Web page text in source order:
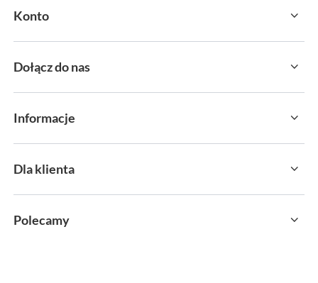
Konto
Dołącz do nas
Informacje
Dla klienta
Polecamy